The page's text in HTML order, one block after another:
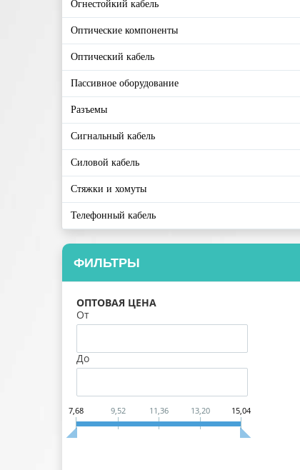
Огнестойкий кабель
Оптические компоненты
Оптический кабель
Пассивное оборудование
Разъемы
Сигнальный кабель
Силовой кабель
Стяжки и хомуты
Телефонный кабель
ФИЛЬТРЫ
ОПТОВАЯ ЦЕНА
От
До
7,68 9,52 11,36 13,20 15,04